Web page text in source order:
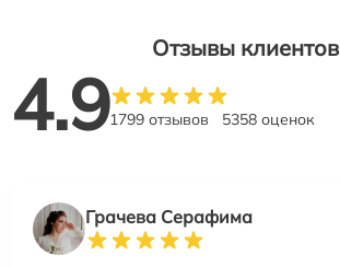
Отзывы клиентов
4.91799 отзывов 5358 оценок
Грачева Серафима